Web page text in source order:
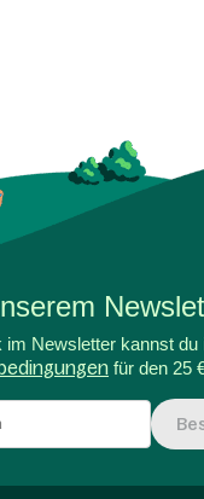
Newsletter kannst du
für den 25